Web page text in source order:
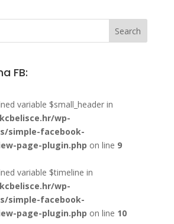
FB:
variable $small_header in
wp-
simple-facebook-
page-plugin.php on line 9
variable $timeline in
wp-
simple-facebook-
page-plugin.php on line 10